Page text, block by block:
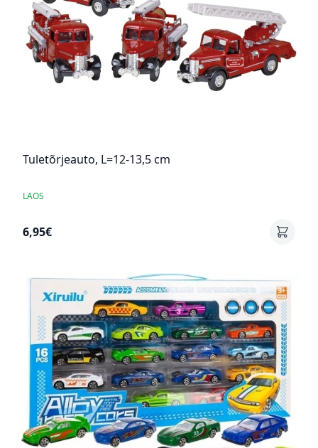
Tuletõrjeauto, L=12-13,5 cm
LAOS
6,95€